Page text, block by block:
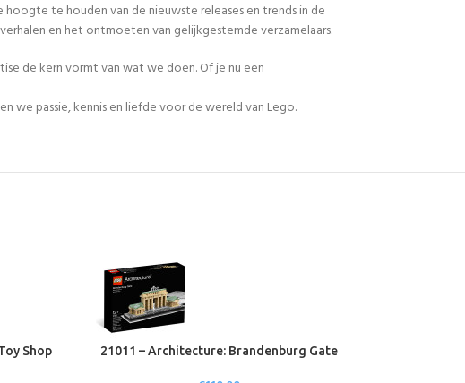
te houden van de nieuwste releases en trends in de
en het ontmoeten van gelijkgestemde verzamelaars.
de kern vormt van wat we doen. Of je nu een
we passie, kennis en liefde voor de wereld van Lego.
Shop 21011 – Architecture: Brandenburg Gate